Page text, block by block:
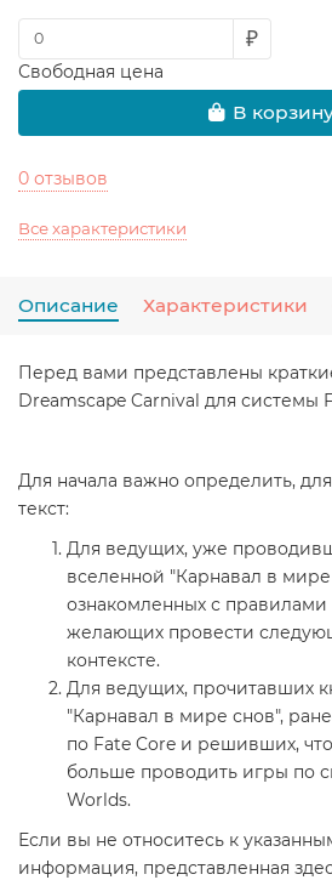
₽
Свободная цена
В
0 отзывов
Все характеристики
Описание Характеристики
Перед вами представлены
Dreamscape Carnival для системы
Для начала важно определить,
текст:
Для ведущих, уже
вселенной "Карнавал в мире
ознакомленных с правилами
желающих провести
контексте.
Для ведущих, прочитавших
"Карнавал в мире снов",
по Fate Core и решивших,
больше проводить игры по
Worlds.
Если вы не относитесь к
информация, представленная